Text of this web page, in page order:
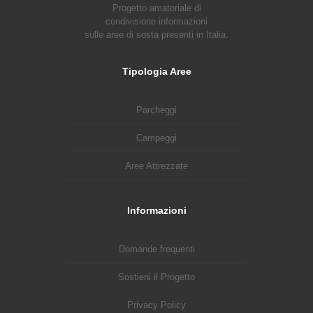
Progetto amatoriale di
condivisione informazioni
sulle aree di sosta presenti in Italia.
Tipologia Aree
Parcheggi
Campeggi
Aree Attrezzate
Informazioni
Domande frequenti
Sostieni il Progetto
Privacy Policy